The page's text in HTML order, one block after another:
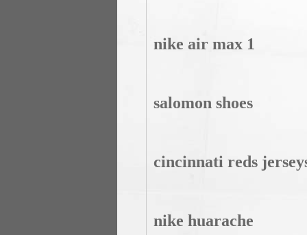
nike air max 1
salomon shoes
cincinnati reds
nike huarache